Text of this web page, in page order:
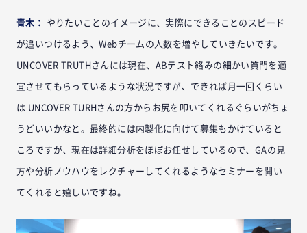
青木： やりたいことのイメージに、実際にできることのスピード
が追いつけるよう、Webチームの人数を増やしていきたいです。
UNCOVER TRUTHさんには現在、ABテスト絡みの細かい質問を適
宜させてもらっているような状況ですが、できれば月一回くらい
は UNCOVER TURHさんの方からお尻を叩いてくれるぐらいがちょ
うどいいかなと。最終的には内製化に向けて募集もかけていると
ころですが、現在は詳細分析をほぼお任せしているので、GAの見
方や分析ノウハウをレクチャーしてくれるようなセミナーを開い
てくれると嬉しいですね。